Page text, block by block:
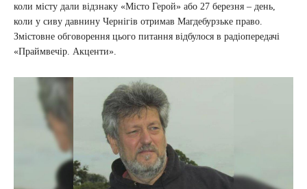
коли місту дали відзнаку «Місто Герой» або 27 березня – день,
коли у сиву давнину Чернігів отримав Магдебурзьке право.
Змістовне обговорення цього питання відбулося в радіопередачі
«Праймвечір. Акценти».